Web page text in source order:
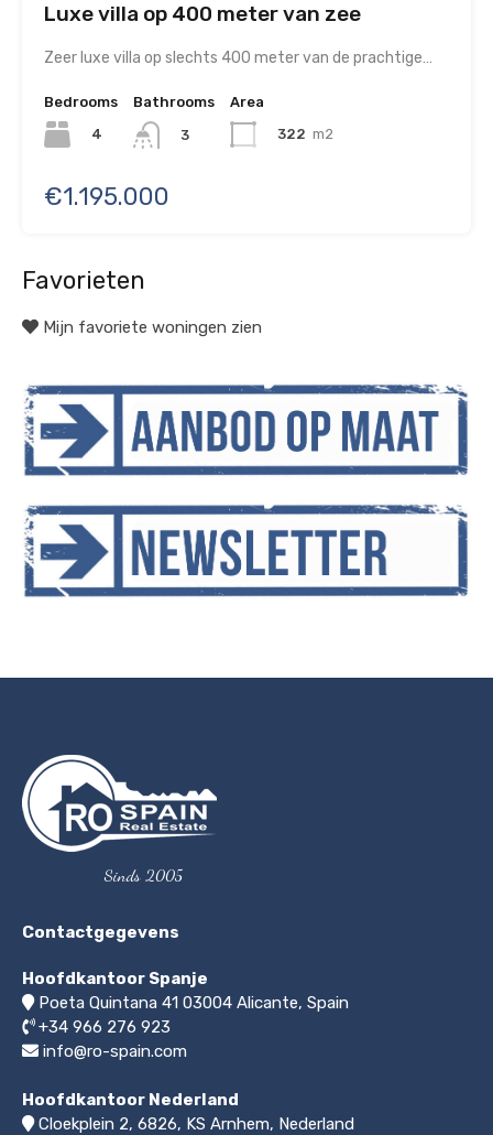
Luxe villa op 400 meter van zee
Zeer luxe villa op slechts 400 meter van de prachtige…
Bedrooms
4
Bathrooms
3
Area
322 m2
€1.195.000
Favorieten
Mijn favoriete woningen zien
Sinds 2005
Contactgegevens
Hoofdkantoor Spanje
Poeta Quintana 41 03004 Alicante, Spain
+34 966 276 923
info@ro-spain.com
Hoofdkantoor Nederland
Cloekplein 2, 6826, KS Arnhem, Nederland